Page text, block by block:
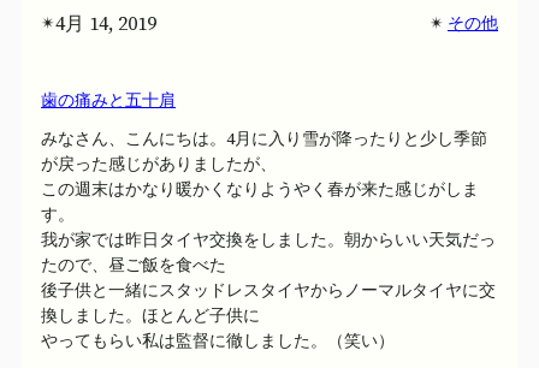
✴︎4月 14, 2019 ✴︎ その他
歯の痛みと五十肩
みなさん、こんにちは。4月に入り雪が降ったりと少し季節
が戻った感じがありましたが、
この週末はかなり暖かくなりようやく春が来た感じがしま
す。
我が家では昨日タイヤ交換をしました。朝からいい天気だっ
たので、昼ご飯を食べた
後子供と一緒にスタッドレスタイヤからノーマルタイヤに交
換しました。ほとんど子供に
やってもらい私は監督に徹しました。（笑い）